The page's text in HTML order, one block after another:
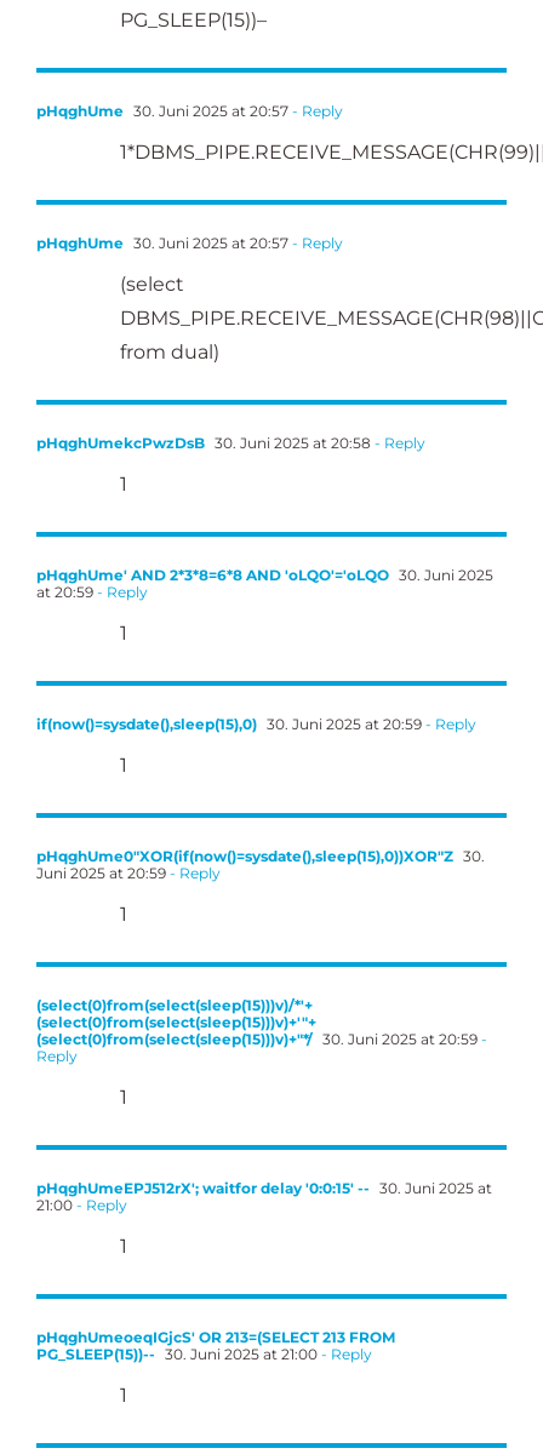
PG_SLEEP(15))–
pHqghUme 30. Juni 2025 at 20:57- Reply
pHqghUme 30. Juni 2025 at 20:57- Reply
(select
from dual)
pHqghUmekcPwzDsB 30. Juni 2025 at 20:58 - Reply
1
pHqghUme' AND 2*3*8=6*8 AND 'oLQO'='oLQO 30. Juni 2025
at 20:59- Reply
1
if(now()=sysdate(),sleep(15),0) 30. Juni 2025 at 20:59- Reply
1
pHqghUme0"XOR(if(now()=sysdate(),sleep(15),0))XOR"Z 30.
Juni 2025 at 20:59- Reply
1
(select(0)from(select(sleep(15)))v)/*'+
(select(0)from(select(sleep(15)))v)+'"+
(select(0)from(select(sleep(15)))v)+"*/ 30. Juni 2025 at 20:59-
Reply
1
pHqghUmeEPJ512rX'; waitfor delay '0:0:15' -- 30. Juni 2025 at
21:00- Reply
1
pHqghUmeoeqIGjcS' OR 213=(SELECT 213 FROM
PG_SLEEP(15))-- 30. Juni 2025 at 21:00- Reply
1